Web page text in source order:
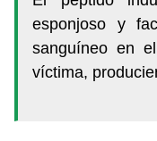
esponjoso y
sanguíneo en
víctima,